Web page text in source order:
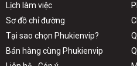
Lịch làm việc
Sơ đồ chỉ đường
Tại sao chọn Phukienvip?
Bán hàng cùng Phukienvip